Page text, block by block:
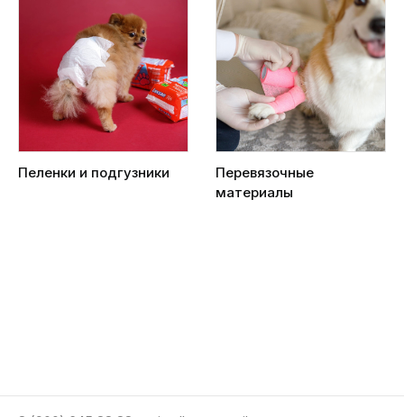
Пеленки и подгузники
Перевязочные
материалы